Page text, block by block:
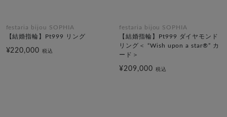
festaria bijou SOPHIA
【結婚指輪】Pt999 リング
¥220,000税込
festaria bijou SOPHIA
【結婚指輪】Pt999 ダイヤモンド
リング＜ “Wish upon a star®” カ
ード＞
¥209,000 税込